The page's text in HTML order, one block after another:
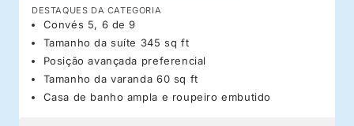
DESTAQUES DA CATEGORIA
Convés 5, 6 de 9
Tamanho da suíte 345 sq ft
Posição avançada preferencial
Tamanho da varanda 60 sq ft
Casa de banho ampla e roupeiro embutido